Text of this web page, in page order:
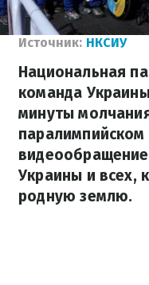
Источник: НКСИУ
Национальная
команда
минуты
паралимпийском
Украины и всех,
родную землю.